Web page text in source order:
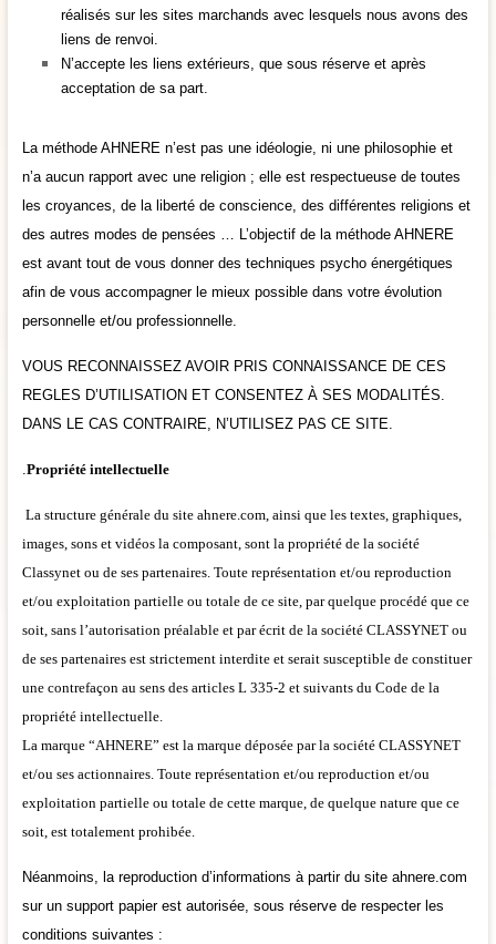
réalisés sur les sites marchands avec lesquels nous avons des
liens de renvoi.
N’accepte les liens extérieurs, que sous réserve et après
acceptation de sa part.
La méthode AHNERE n’est pas une idéologie, ni une philosophie et
n’a aucun rapport avec une religion ; elle est respectueuse de toutes
les croyances, de la liberté de conscience, des différentes religions et
des autres modes de pensées … L’objectif de la méthode AHNERE
est avant tout de vous donner des techniques psycho énergétiques
afin de vous accompagner le mieux possible dans votre évolution
personnelle et/ou professionnelle.
VOUS RECONNAISSEZ AVOIR PRIS CONNAISSANCE DE CES
REGLES D’UTILISATION ET CONSENTEZ À SES MODALITÉS.
DANS LE CAS CONTRAIRE, N’UTILISEZ PAS CE SITE.
.Propriété intellectuelle
La structure générale du site ahnere.com, ainsi que les textes, graphiques,
images, sons et vidéos la composant, sont la propriété de la société
Classynet ou de ses partenaires. Toute représentation et/ou reproduction
et/ou exploitation partielle ou totale de ce site, par quelque procédé que ce
soit, sans l’autorisation préalable et par écrit de la société CLASSYNET ou
de ses partenaires est strictement interdite et serait susceptible de constituer
une contrefaçon au sens des articles L 335-2 et suivants du Code de la
propriété intellectuelle.
La marque “AHNERE” est la marque déposée par la société CLASSYNET
et/ou ses actionnaires. Toute représentation et/ou reproduction et/ou
exploitation partielle ou totale de cette marque, de quelque nature que ce
soit, est totalement prohibée.
Néanmoins, la reproduction d’informations à partir du site ahnere.com
sur un support papier est autorisée, sous réserve de respecter les
conditions suivantes :